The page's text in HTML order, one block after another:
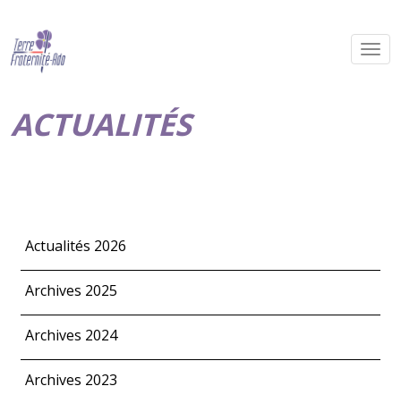
ACTUALITÉS
Actualités 2026
Archives 2025
Archives 2024
Archives 2023